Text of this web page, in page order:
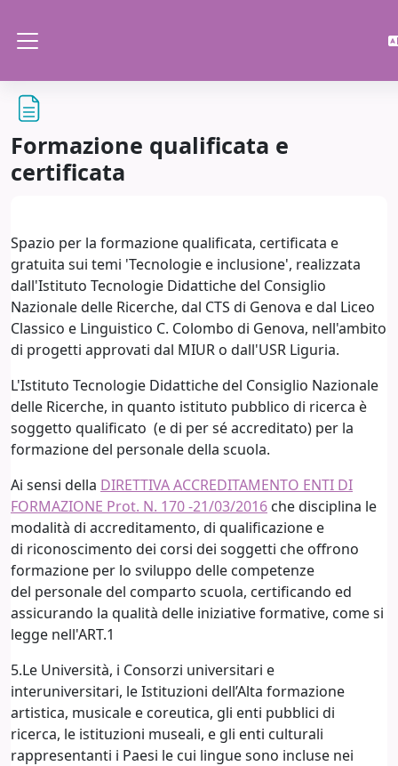
Formazione qualificata e
certificata
Spazio per la formazione qualificata, certificata e
gratuita sui temi 'Tecnologie e inclusione', realizzata
dall'Istituto Tecnologie Didattiche del Consiglio
Nazionale delle Ricerche, dal CTS di Genova e dal Liceo
Classico e Linguistico C. Colombo di Genova, nell'ambito
di progetti approvati dal MIUR o dall'USR Liguria.
L'Istituto Tecnologie Didattiche del Consiglio Nazionale
delle Ricerche, in quanto istituto pubblico di ricerca è
soggetto qualificato (e di per sé accreditato) per la
formazione del personale della scuola.
Ai sensi della DIRETTIVA ACCREDITAMENTO ENTI DI
FORMAZIONE Prot. N. 170 -21/03/2016 che disciplina le
modalità di accreditamento, di qualificazione e
di riconoscimento dei corsi dei soggetti che offrono
formazione per lo sviluppo delle competenze
del personale del comparto scuola, certificando ed
assicurando la qualità delle iniziative formative, come si
legge nell'ART.1
5.Le Università, i Consorzi universitari e
interuniversitari, le Istituzioni dell’Alta formazione
artistica, musicale e coreutica, gli enti pubblici di
ricerca, le istituzioni museali, e gli enti culturali
rappresentanti i Paesi le cui lingue sono incluse nei